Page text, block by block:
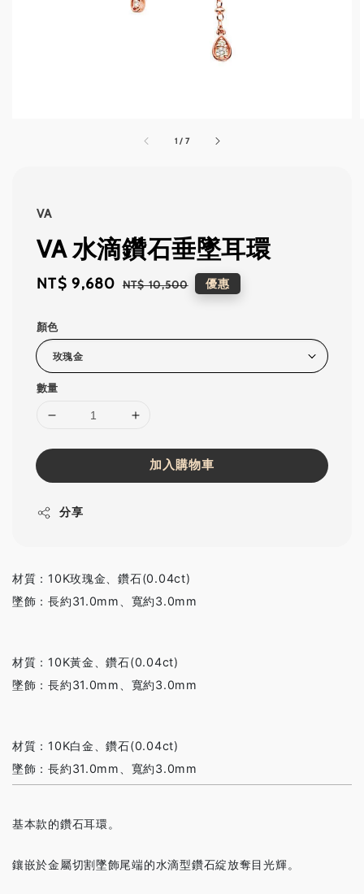
1 / 7
VA
VA 水滴鑽石垂墜耳環
Sale
NT$ 9,680 Regular
NT$ 10,500 優惠
顏色
數量
加入購物車
分享
材質：10K玫瑰金、鑽石(0.04ct)
墜飾：長約31.0mm、寬約3.0mm
材質：10K黃金、鑽石(0.04ct)
墜飾：長約31.0mm、寬約3.0mm
材質：10K白金、鑽石(0.04ct)
墜飾：長約31.0mm、寬約3.0mm
基本款的鑽石耳環。
鑲嵌於金屬切割墜飾尾端的水滴型鑽石綻放奪目光輝。